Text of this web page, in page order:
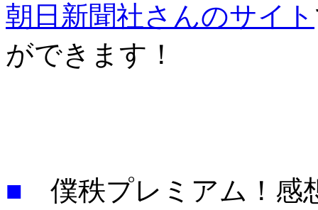
朝日新聞社さんのサイト
ができます！
■ 僕秩プレミアム！